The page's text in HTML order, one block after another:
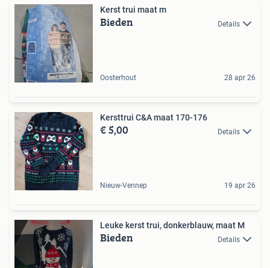
Kerst trui maat m
Bieden Details
Oosterhout 28 apr 26
Kersttrui C&A maat 170-176
€ 5,00 Details
Nieuw-Vennep 19 apr 26
Leuke kerst trui, donkerblauw, maat M
Bieden Details